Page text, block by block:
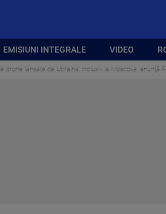
EMISIUNI INTEGRALE VIDEO
lansate de Ucraina, inclusiv la Moscova, anunţă